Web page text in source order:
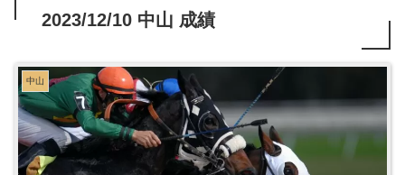
2023/12/10 中山 成績
中山